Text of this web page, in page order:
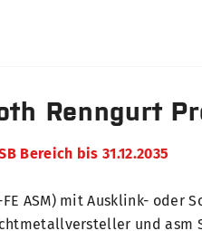
Renngurt
Bereich bis 31.12.2035
ASM) mit Ausklink- oder
und